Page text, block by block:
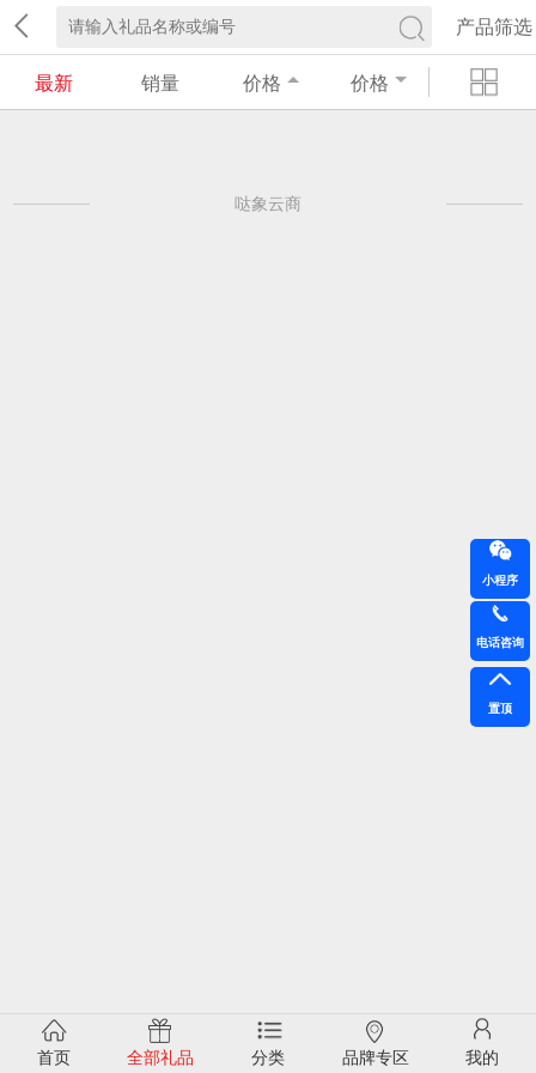
产品筛选
最新 销量 价格 价格
哒象云商
首页 全部礼品 分类 品牌专区 我的
小程序
电话咨询
置顶